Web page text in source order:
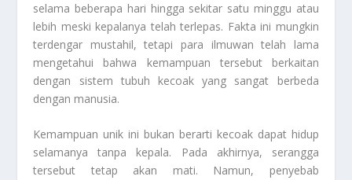
selama beberapa hari hingga sekitar satu minggu atau
lebih meski kepalanya telah terlepas. Fakta ini mungkin
terdengar mustahil, tetapi para ilmuwan telah lama
mengetahui bahwa kemampuan tersebut berkaitan
dengan sistem tubuh kecoak yang sangat berbeda
dengan manusia.
Kemampuan unik ini bukan berarti kecoak dapat hidup
selamanya tanpa kepala. Pada akhirnya, serangga
tersebut tetap akan mati. Namun, penyebab